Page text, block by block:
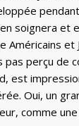
soignera et
Américains et
perçu de
est
Oui, un
comme une